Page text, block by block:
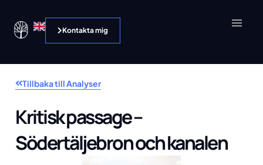
Kontakta mig
Tillbaka till Analyser
Kritisk passage –
Södertäljebron och kanalen